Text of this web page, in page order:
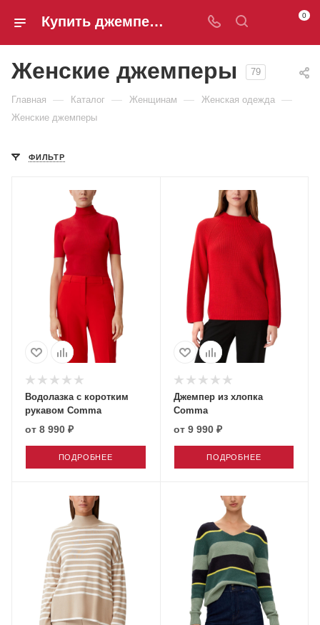
Купить джемперы | Интернет-магазин одежды Hanns&Hellen 0
Женские джемперы 79
Главная — Каталог — Женщинам — Женская одежда —
Женские джемперы
ФИЛЬТР
Водолазка с коротким
рукавом Comma
от 8 990 ₽
ПОДРОБНЕЕ
Джемпер из хлопка
Comma
от 9 990 ₽
ПОДРОБНЕЕ